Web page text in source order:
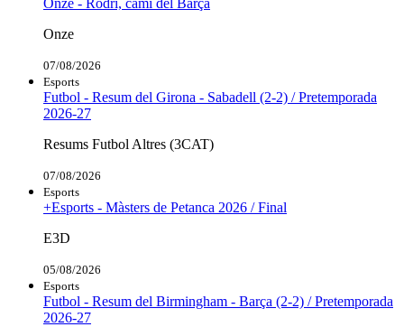
Onze - Rodri, camí del Barça
Onze
07/08/2026
Esports
Futbol - Resum del Girona - Sabadell (2-2) / Pretemporada
2026-27
Resums Futbol Altres (3CAT)
07/08/2026
Esports
+Esports - Màsters de Petanca 2026 / Final
E3D
05/08/2026
Esports
Futbol - Resum del Birmingham - Barça (2-2) / Pretemporada
2026-27